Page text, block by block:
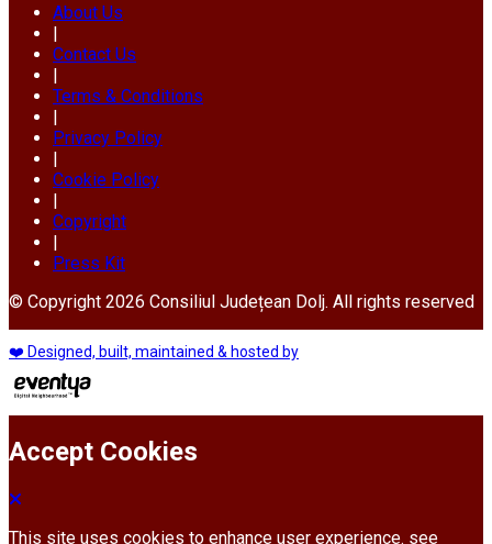
About Us
|
Contact Us
|
Terms & Conditions
|
Privacy Policy
|
Cookie Policy
|
Copyright
|
Press Kit
© Copyright 2026 Consiliul Județean Dolj. All rights reserved
❤️ Designed, built, maintained & hosted by
Accept Cookies
This site uses cookies to enhance user experience. see